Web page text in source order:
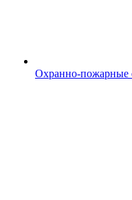
Охранно-пожарные